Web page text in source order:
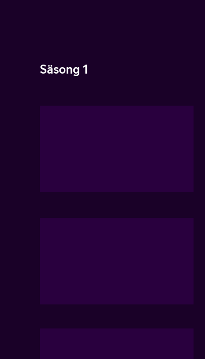
Säsong 1